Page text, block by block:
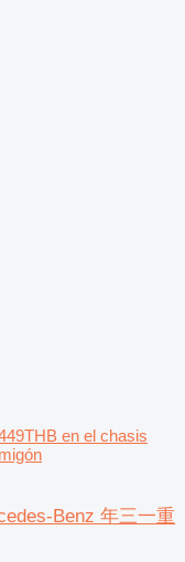
en el chasis
Benz 年三一重